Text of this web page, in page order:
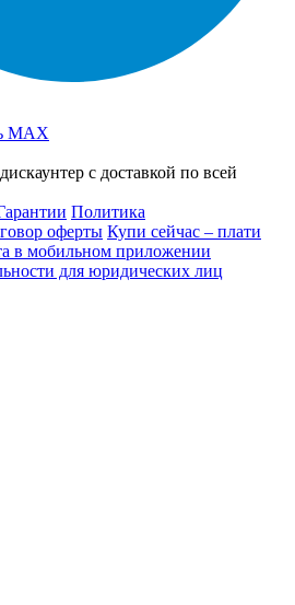
MAX
с доставкой по всей
Политика
оферты Купи сейчас – плати
в мобильном приложении
для юридических лиц